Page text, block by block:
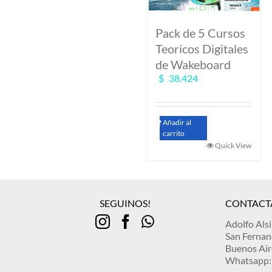
Pack de 5 Cursos
Teoricos Digitales
de Wakeboard
$ 38.424
Añadir al
carrito
Quick View
SEGUINOS!
Adolfo
San
Buenos